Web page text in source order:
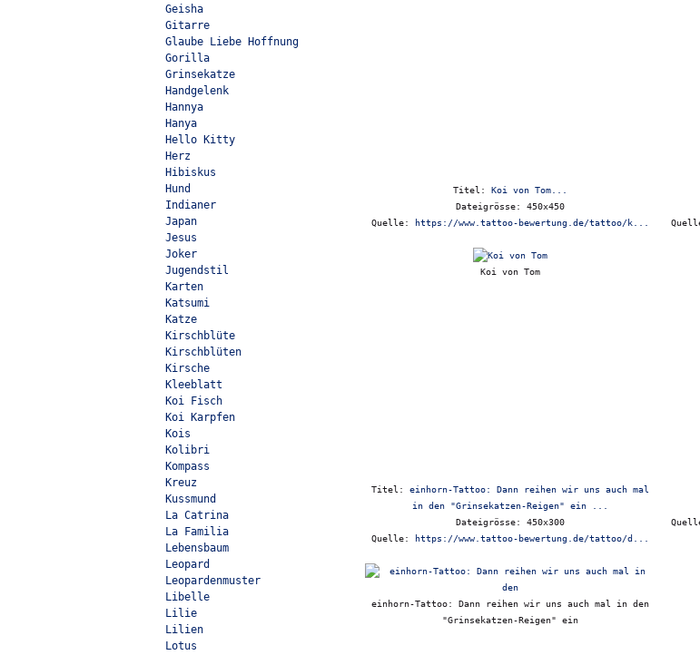
Geisha
Gitarre
Glaube Liebe Hoffnung
Gorilla
Grinsekatze
Handgelenk
Hannya
Hanya
Hello Kitty
Herz
Hibiskus
Hund
Indianer
Japan
Jesus
Joker
Jugendstil
Karten
Katsumi
Katze
Kirschblüte
Kirschblüten
Kirsche
Kleeblatt
Koi Fisch
Koi Karpfen
Kois
Kolibri
Kompass
Kreuz
Kussmund
La Catrina
La Familia
Lebensbaum
Leopard
Leopardenmuster
Libelle
Lilie
Lilien
Lotus
Titel: Koi von Tom...
Dateigrösse: 450x450
Quelle: https://www.tattoo-bewertung.de/tattoo/k...
Koi von Tom
Titel: einhorn-Tattoo: Dann reihen wir uns auch mal
in den "Grinsekatzen-Reigen" ein ...
Dateigrösse: 450x300
Quelle: https://www.tattoo-bewertung.de/tattoo/d...
einhorn-Tattoo: Dann reihen wir uns auch mal in den
"Grinsekatzen-Reigen" ein